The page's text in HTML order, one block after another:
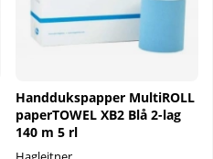
Handdukspapper MultiROLL
paperTOWEL XB2 Blå 2-lag
140 m 5 rl